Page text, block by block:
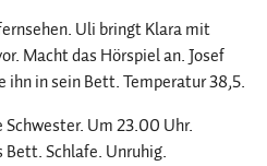
Uli bringt Klara mit
Macht das Hörspiel an. Josef
in sein Bett. Temperatur 38,5.
Um 23.00 Uhr.
Bett. Schlafe. Unruhig.